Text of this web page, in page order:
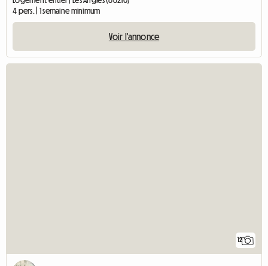
4 pers. | 1 semaine minimum
Voir l'annonce
12